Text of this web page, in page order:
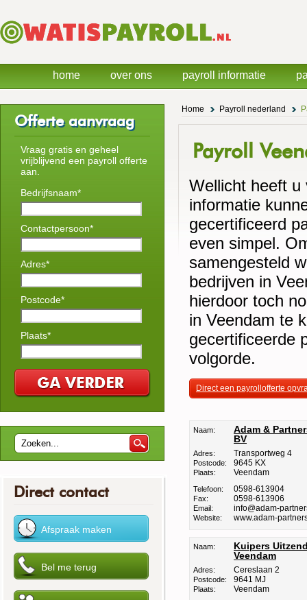
Home Payroll nederland
Payroll
Wellicht heeft u
informatie
gecertificeerd
even simpel.
samengesteld
bedrijven in
hierdoor toch
in Veendam te
gecertificeerde
volgorde.
Direct een payrollofferte
Naam:
Adam &
BV
Adres: Transportweg 4
Postcode: 9645 KX
Plaats: Veendam
Telefoon: 0598-613904
Fax: 0598-613906
Email: info@adam-
Website: www.adam-
Naam:
Kuipers
Veendam
Adres: Cereslaan 2
Postcode: 9641 MJ
Plaats: Veendam
Offerte aanvraag
Vraag gratis en geheel
vrijblijvend een payroll offerte
aan.
Bedrijfsnaam*
Contactpersoon*
Adres*
Postcode*
Plaats*
Direct contact
home over ons payroll informatie